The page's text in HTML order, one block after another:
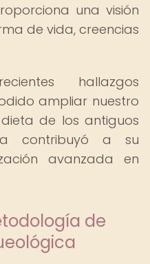
una visión
de vida, creencias
hallazgos
ampliar nuestro
de los antiguos
contribuyó a su
avanzada en
de